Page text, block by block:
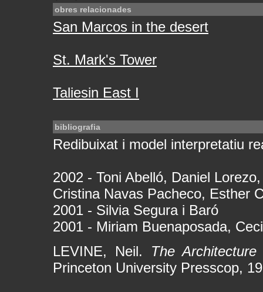
obres relacionades
San Marcos in the desert
St. Mark's Tower
Taliesin East I
bibliografia
Redibuixat i model interpretatiu
2002 - Toni Abelló, Daniel
Cristina Navas Pacheco, Esther
2001 - Silvia Segura i Baró
2001 - Miriam Buenaposada,
LEVINE, Neil. The
Princeton University Presscop,